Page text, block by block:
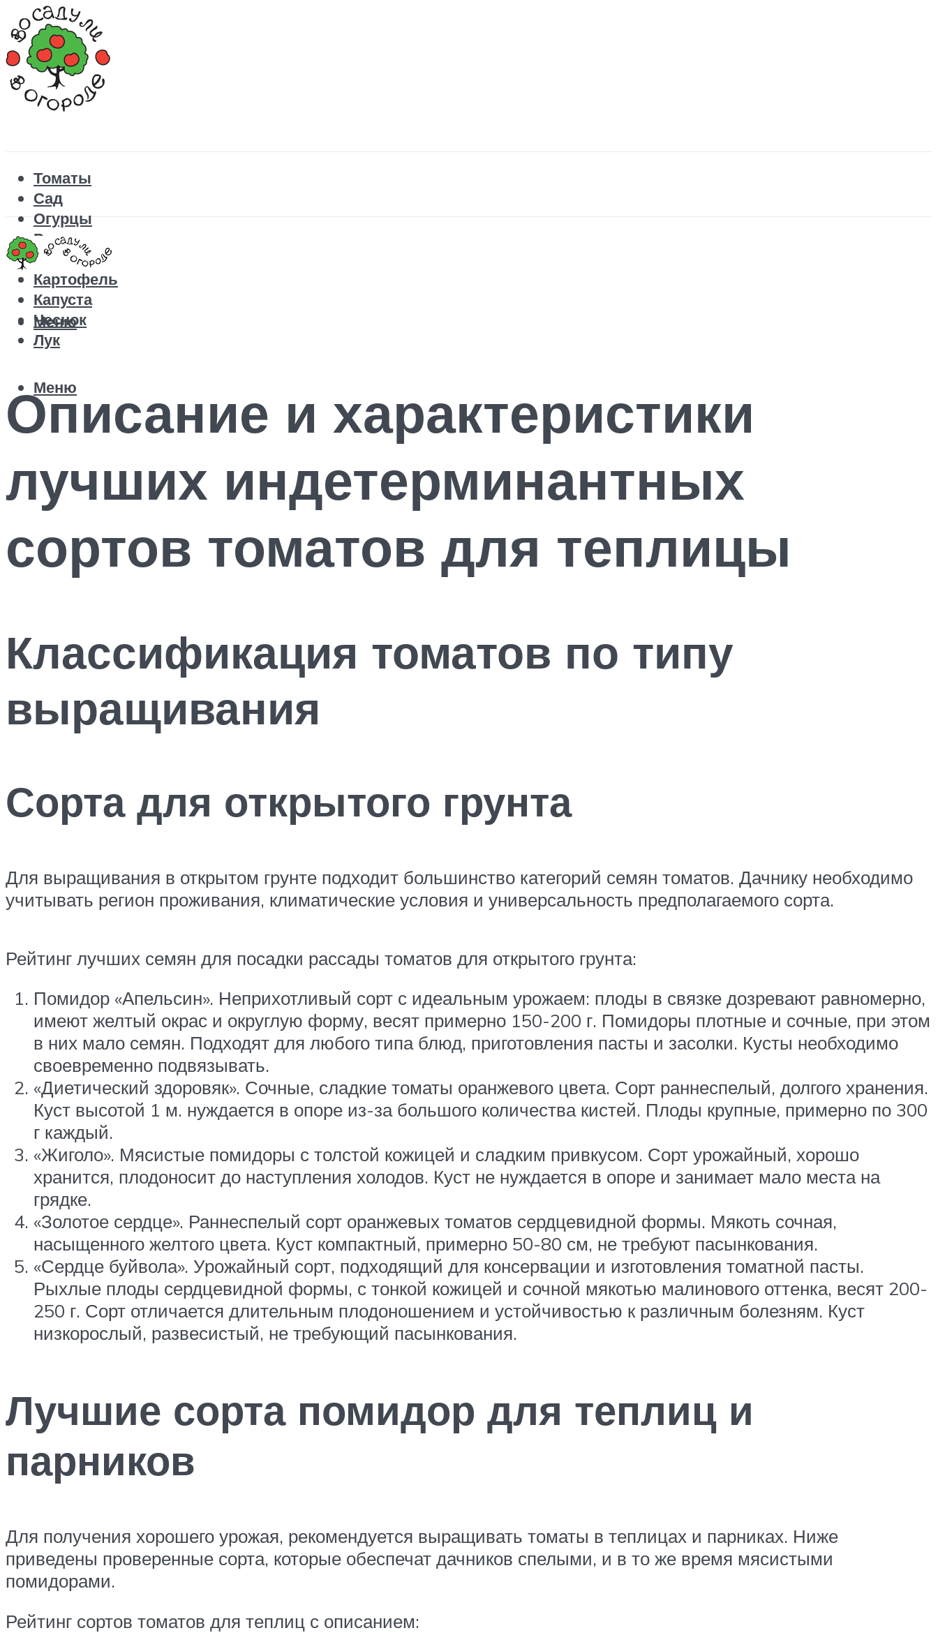
Томаты
Сад
Огурцы
Рецепты
Перец
Картофель
Капуста
Чеснок
Лук
Меню
Меню
Описание и характеристики
лучших индетерминантных
сортов томатов для теплицы
Классификация томатов по типу
выращивания
Сорта для открытого грунта
Для выращивания в открытом грунте подходит большинство категорий семян томатов. Дачнику необходимо
учитывать регион проживания, климатические условия и универсальность предполагаемого сорта.
Рейтинг лучших семян для посадки рассады томатов для открытого грунта:
Помидор «Апельсин». Неприхотливый сорт с идеальным урожаем: плоды в связке дозревают равномерно,
имеют желтый окрас и округлую форму, весят примерно 150-200 г. Помидоры плотные и сочные, при этом
в них мало семян. Подходят для любого типа блюд, приготовления пасты и засолки. Кусты необходимо
своевременно подвязывать.
«Диетический здоровяк». Сочные, сладкие томаты оранжевого цвета. Сорт раннеспелый, долгого хранения.
Куст высотой 1 м. нуждается в опоре из-за большого количества кистей. Плоды крупные, примерно по 300
г каждый.
«Жиголо». Мясистые помидоры с толстой кожицей и сладким привкусом. Сорт урожайный, хорошо
хранится, плодоносит до наступления холодов. Куст не нуждается в опоре и занимает мало места на
грядке.
«Золотое сердце». Раннеспелый сорт оранжевых томатов сердцевидной формы. Мякоть сочная,
насыщенного желтого цвета. Куст компактный, примерно 50-80 см, не требуют пасынкования.
«Сердце буйвола». Урожайный сорт, подходящий для консервации и изготовления томатной пасты.
Рыхлые плоды сердцевидной формы, с тонкой кожицей и сочной мякотью малинового оттенка, весят 200-
250 г. Сорт отличается длительным плодоношением и устойчивостью к различным болезням. Куст
низкорослый, развесистый, не требующий пасынкования.
Лучшие сорта помидор для теплиц и
парников
Для получения хорошего урожая, рекомендуется выращивать томаты в теплицах и парниках. Ниже
приведены проверенные сорта, которые обеспечат дачников спелыми, и в то же время мясистыми
помидорами.
Рейтинг сортов томатов для теплиц с описанием: